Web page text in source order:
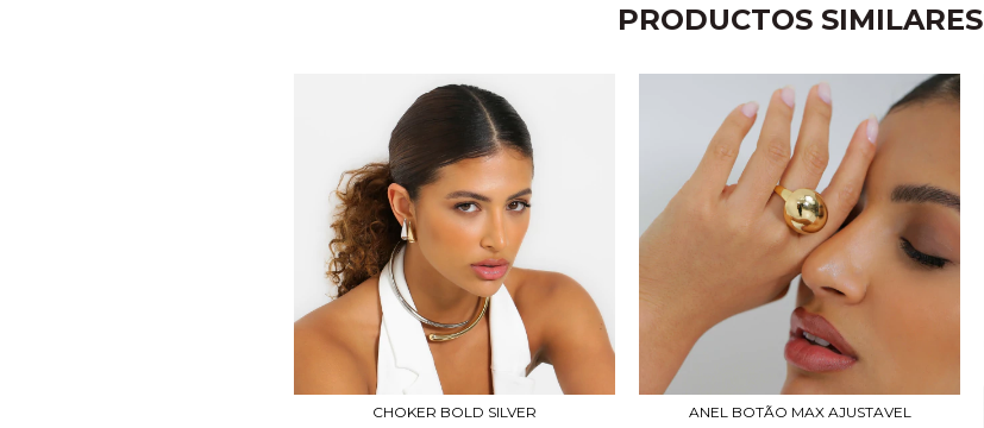
PRODUCTOS SIMILARES
CHOKER BOLD SILVER ANEL BOTÃO MAX AJUSTAVEL